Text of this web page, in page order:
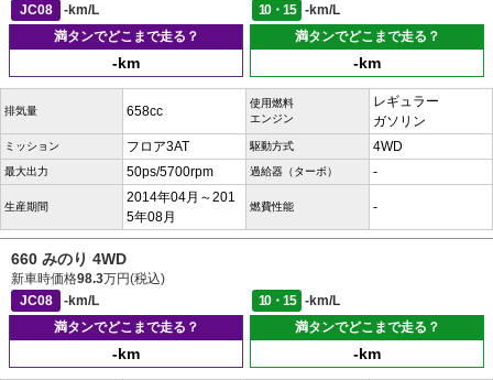
JC08
-km/L 10・15
-km/L
満タンでどこまで走る？
-km
満タンでどこまで走る？
-km
排気量 658cc
使用燃料
エンジン
レギュラー
ガソリン
ミッション フロア3AT 駆動方式 4WD
最大出力 50ps/5700rpm 過給器（ターボ） -
生産期間
2014年04月～201
5年08月
燃費性能 -
660 みのり 4WD
新車時価格98.3万円(税込)
JC08
-km/L 10・15
-km/L
満タンでどこまで走る？
-km
満タンでどこまで走る？
-km